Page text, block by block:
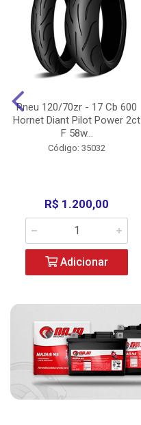
Pneu 120/70zr - 17 Cb 600
Hornet Diant Pilot Power 2ct
F 58w...
Código: 35032
R$ 1.200,00
Adicionar